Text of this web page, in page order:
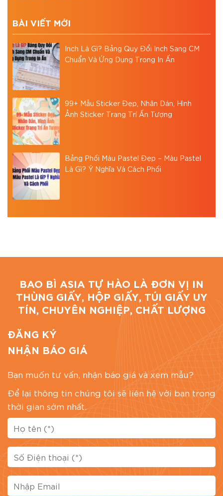
BÀI VIẾT MỚI
Inch Là Gì? Bảng Quy Đổi Inch Sang CM
Chuẩn Và Ứng Dụng Trong In Ấn
99+ Mẫu Sticker Đẹp, Nhãn Dán, Hình
Ảnh Sticker Trang Trí Ấn Tượng
Bảng Phối Màu Pastel Đẹp – Màu Pastel
Là Gì? Ý Nghĩa Và Cách Phối
BAO BÌ ASIA TỰ HÀO LÀ ĐƠN VỊ IN
THÙNG GIẤY, HỘP GIẤY, TÚI GIẤY UY
TÍN, CHUYÊN NGHIỆP, CHẤT LƯỢNG
ĐĂNG KÝ
NHẬN BÁO GIÁ
Bạn muốn tư vấn, nhận báo giá và xem mẫu?
Để lại thông tin chúng tôi sẽ liên hệ với bạn trong
thời gian sớm nhất.